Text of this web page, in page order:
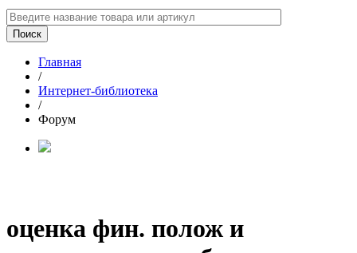
Главная
/
Интернет-библиотека
/
Форум
оценка фин. полож и